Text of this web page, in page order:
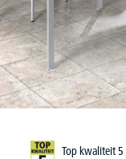
Top kwaliteit 5